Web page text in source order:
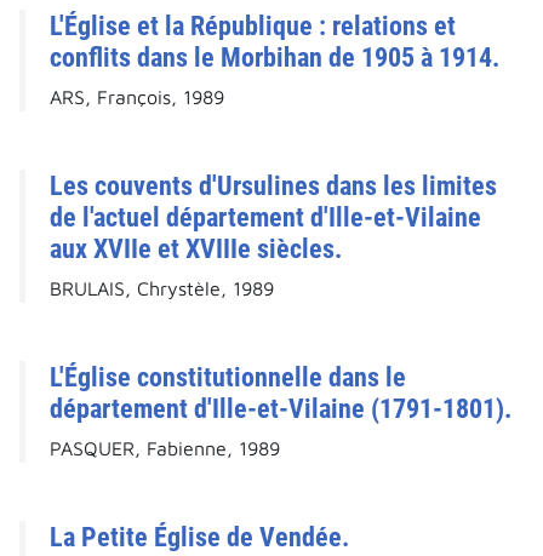
L'Église et la République : relations et
conflits dans le Morbihan de 1905 à 1914.
ARS, François, 1989
Les couvents d'Ursulines dans les limites
de l'actuel département d'Ille-et-Vilaine
aux XVIIe et XVIIIe siècles.
BRULAIS, Chrystèle, 1989
L'Église constitutionnelle dans le
département d'Ille-et-Vilaine (1791-1801).
PASQUER, Fabienne, 1989
La Petite Église de Vendée.